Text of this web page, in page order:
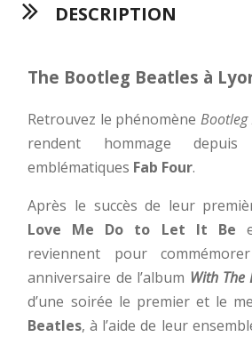
DESCRIPTION
The Bootleg Beatles à
Retrouvez le phénomène Bootleg
rendent hommage
emblématiques Fab Four.
Après le succès de leur
Love Me Do to
Let It Be
reviennent pour
anniversaire de l’album With The
d’une soirée le premier et le
Beatles, à l’aide de leur